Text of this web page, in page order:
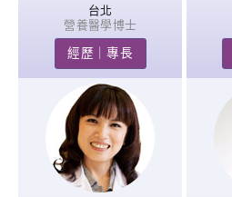
台北
營養醫學博士
經歷｜專長